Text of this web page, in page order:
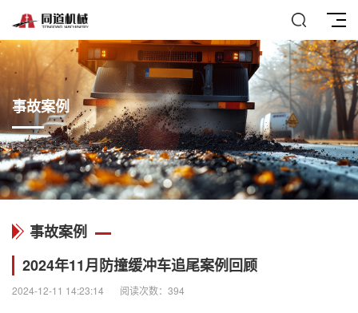
事故案例
事故案例
2024年11月防撞缓冲车追尾案例回顾
2024-12-11 14:23:14 阅读次数：394